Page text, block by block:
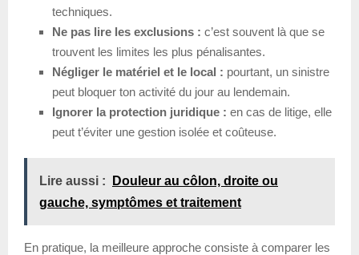
techniques.
Ne pas lire les exclusions : c’est souvent là que se
trouvent les limites les plus pénalisantes.
Négliger le matériel et le local : pourtant, un sinistre
peut bloquer ton activité du jour au lendemain.
Ignorer la protection juridique : en cas de litige, elle
peut t’éviter une gestion isolée et coûteuse.
Lire aussi :
Douleur au côlon, droite ou
gauche, symptômes et traitement
En pratique, la meilleure approche consiste à comparer les